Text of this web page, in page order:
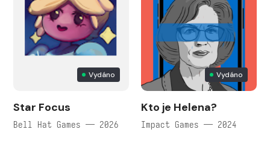
Vydáno
Star Focus
Bell Hat Games — 2026
Vydáno
Kto je Helena?
Impact Games — 2024